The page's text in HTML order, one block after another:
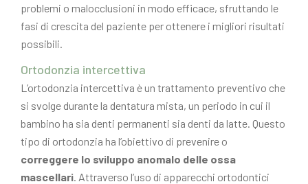
problemi o malocclusioni in modo efficace, sfruttando le
fasi di crescita del paziente per ottenere i migliori risultati
possibili.
Ortodonzia intercettiva
L’ortodonzia intercettiva è un trattamento preventivo che
si svolge durante la dentatura mista, un periodo in cui il
bambino ha sia denti permanenti sia denti da latte. Questo
tipo di ortodonzia ha l’obiettivo di prevenire o
correggere lo sviluppo anomalo delle ossa
mascellari. Attraverso l’uso di apparecchi ortodontici